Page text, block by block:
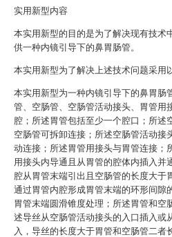
实用新型内容
本实用新型的目的是为了解决现有技术
供一种内镜引导下的鼻胃肠管。
本实用新型为了解决上述技术问题采用
本实用新型为一种内镜引导下的鼻胃肠
管、空肠管、空肠管活动接头、胃管用
腔；所述胃管包括至少一个腔口；所述
空肠管可拆卸连接；所述空肠管活动接
动连接；所述胃管用接头与胃管连接；
用接头内导通且从胃管的腔体内插入并
腔从胃管末端引出且空肠管的长度大于
通过胃管内腔形成胃管末端的环形间隙
胃管末端圆滑锥度处理；所述胃管和空
述导丝从空肠管活动接头的入口插入或
入，导丝的长度大于胃管和空肠管二者